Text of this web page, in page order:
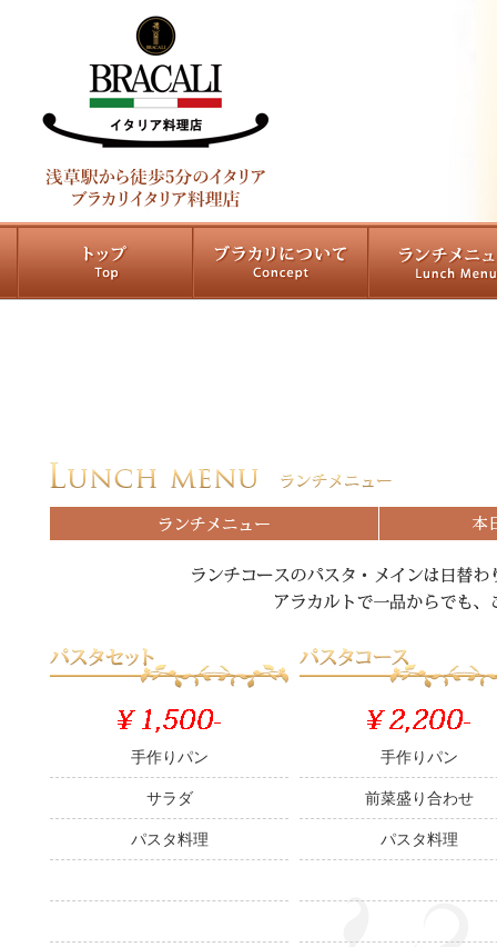
手作りパン
サラダ
パスタ料理
手作りパン
前菜盛り合わせ
パスタ料理